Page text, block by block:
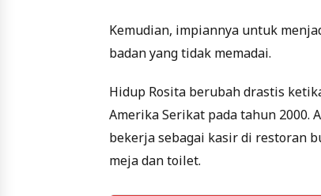
Kemudian, impiannya untuk
badan yang tidak memadai.
Hidup Rosita berubah drastis
Amerika Serikat pada tahun 2000.
bekerja sebagai kasir di restoran
meja dan toilet.